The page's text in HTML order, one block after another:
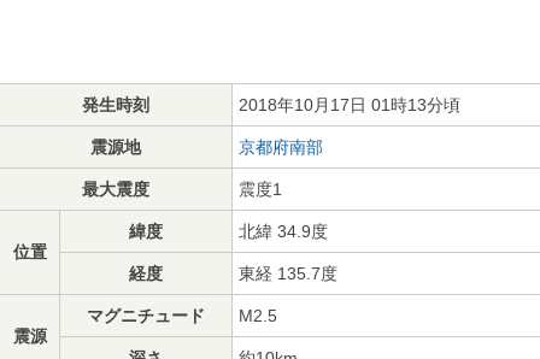
発生時刻 2018年10月17日 01時13分頃
震源地 京都府南部
最大震度 震度1
位置
緯度 北緯 34.9度
経度 東経 135.7度
震源
マグニチュード M2.5